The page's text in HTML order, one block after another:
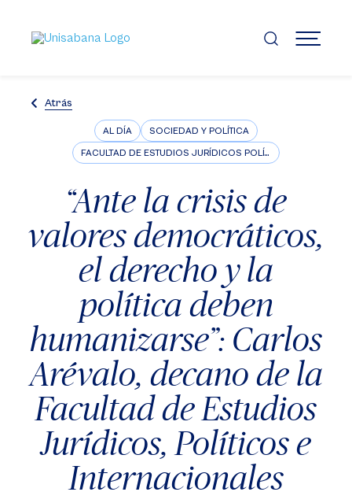
contenido
principal
MENÚ
Atrás
AL DÍA SOCIEDAD Y POLÍTICA
FACULTAD DE ESTUDIOS JURÍDICOS POLÍTICOS E INTERNACIONALES
“Ante la crisis de
valores democráticos,
el derecho y la
política deben
humanizarse”: Carlos
Arévalo, decano de la
Facultad de Estudios
Jurídicos, Políticos e
Internacionales